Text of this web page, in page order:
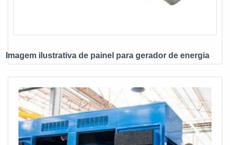
funcionários especializados e cuidadosos, que entendem a
valores consideráveis em instalações de qualidade,
Eletrônicos é uma empresa que tem despontado no
mercado pela seriedade e qualidade que garante uma
entrega de excelência de ponta a ponta....
Imagem ilustrativa de painel para gerador de energia